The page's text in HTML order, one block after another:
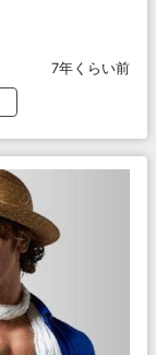
7年くらい前